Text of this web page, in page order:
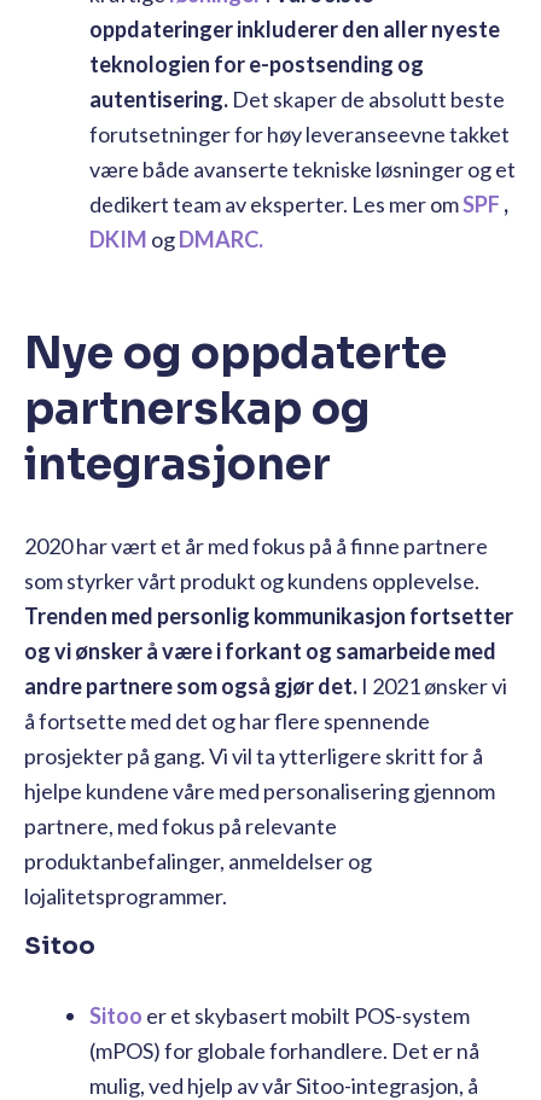
oppdateringer inkluderer den aller nyeste
teknologien for e-postsending og
autentisering. Det skaper de absolutt beste
forutsetninger for høy leveranseevne takket
være både avanserte tekniske løsninger og et
dedikert team av eksperter. Les mer omSPF ,
DKIM ogDMARC.
Nye og oppdaterte
partnerskap og
integrasjoner
2020 har vært et år med fokus på å finne partnere
som styrker vårt produkt og kundens opplevelse.
Trenden med personlig kommunikasjon fortsetter
og vi ønsker å være i forkant og samarbeide med
andre partnere som også gjør det. I 2021 ønsker vi
å fortsette med det og har flere spennende
prosjekter på gang. Vi vil ta ytterligere skritt for å
hjelpe kundene våre med personalisering gjennom
partnere, med fokus på relevante
produktanbefalinger, anmeldelser og
lojalitetsprogrammer.
Sitoo
Sitoo er et skybasert mobilt POS-system
(mPOS) for globale forhandlere. Det er nå
mulig, ved hjelp av vår Sitoo-integrasjon, å